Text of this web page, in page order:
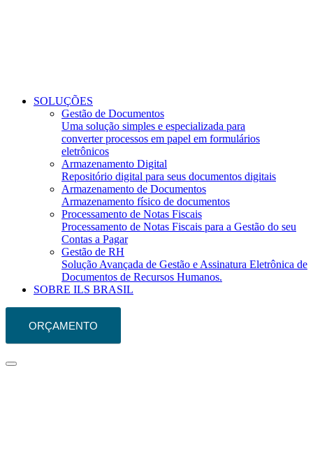
SOLUÇÕES
Gestão de Documentos
Uma solução simples e especializada para
converter processos em papel em formulários
eletrônicos
Armazenamento Digital
Repositório digital para seus documentos digitais
Armazenamento de Documentos
Armazenamento físico de documentos
Processamento de Notas Fiscais
Processamento de Notas Fiscais para a Gestão do seu
Contas a Pagar
Gestão de RH
Solução Avançada de Gestão e Assinatura Eletrônica de
Documentos de Recursos Humanos.
SOBRE ILS BRASIL
ORÇAMENTO